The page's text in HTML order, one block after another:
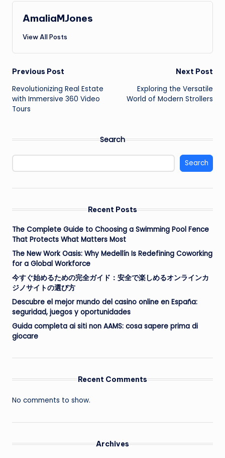
AmaliaMJones
View All Posts
Post
navigation
Previous Post
Revolutionizing Real Estate
with Immersive 360 Video
Tours
Next Post
Exploring the Versatile
World of Modern Strollers
Search
Search
Recent Posts
The Complete Guide to Choosing a Swimming Pool Fence
That Protects What Matters Most
The New Work Oasis: Why Medellín Is Redefining Coworking
for a Global Workforce
今すぐ始めるための完全ガイド：安全で楽しめるオンラインカ
ジノサイトの選び方
Descubre el mejor mundo del casino online en España:
seguridad, juegos y oportunidades
Guida completa ai siti non AAMS: cosa sapere prima di
giocare
Recent Comments
No comments to show.
Archives